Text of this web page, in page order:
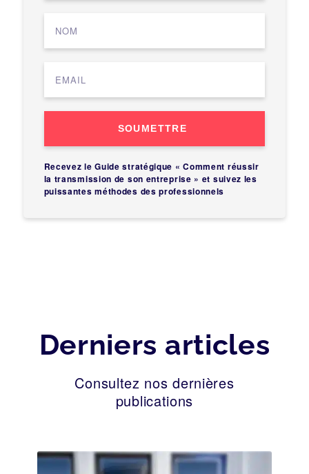
SOUMETTRE
Recevez le Guide stratégique « Comment réussir
la transmission de son entreprise » et suivez les
puissantes méthodes des professionnels
Derniers articles
Consultez nos dernières
publications